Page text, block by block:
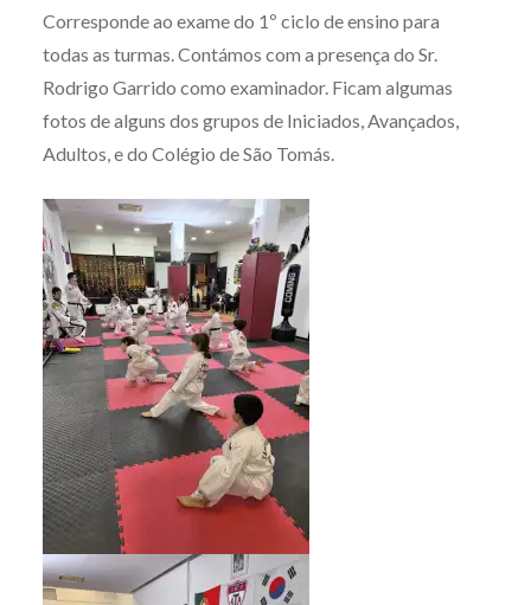
Corresponde ao exame do 1º ciclo de ensino para
todas as turmas. Contámos com a presença do Sr.
Rodrigo Garrido como examinador. Ficam algumas
fotos de alguns dos grupos de Iniciados, Avançados,
Adultos, e do Colégio de São Tomás.